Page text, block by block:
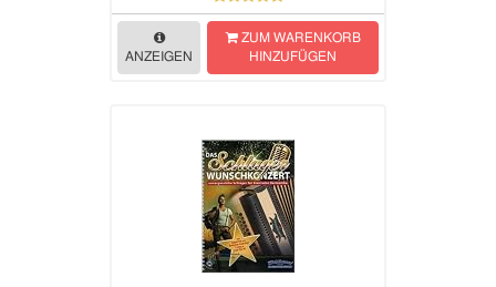
ANZEIGEN
ZUM WARENKORB
HINZUFÜGEN